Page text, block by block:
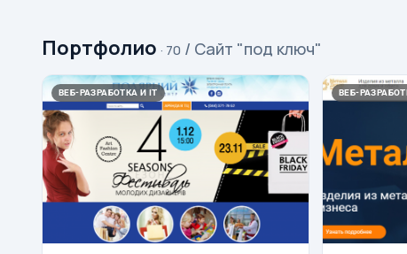
Портфолио · 70 / Сайт "под ключ"
ВЕБ-РАЗРАБОТКА И IT ВЕБ-